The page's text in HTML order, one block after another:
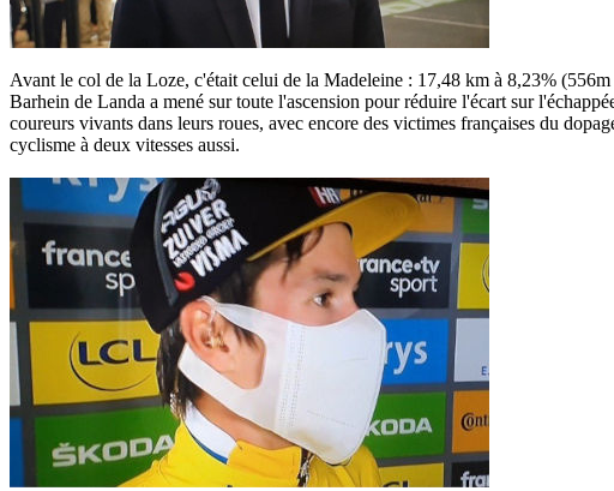
Avant le col de la Loze, c'était celui de la Madeleine : 17,48 km à 8,23%
Barhein de Landa a mené sur toute l'ascension pour réduire l'écart sur
coureurs vivants dans leurs roues, avec encore des victimes françaises du
cyclisme à deux vitesses aussi.